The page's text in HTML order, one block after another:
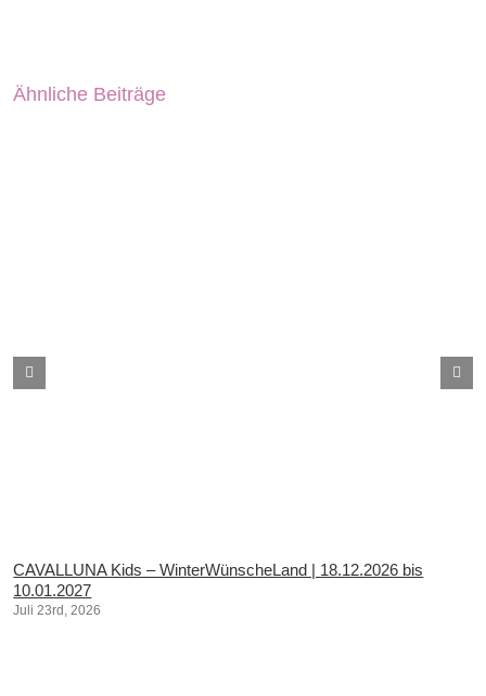
Ähnliche Beiträge
CAVALLUNA Kids – WinterWünscheLand | 18.12.2026 bis
10.01.2027
Juli 23rd, 2026